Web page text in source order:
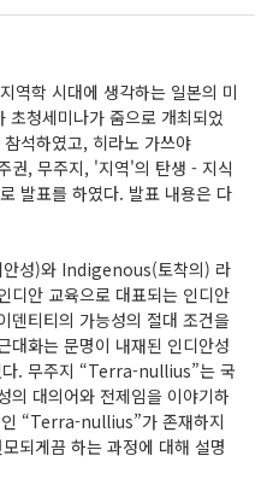
역학 시대에 생각하는 일본의 미
초청세미나가 줌으로 개최되었
석하였고, 히라노 가쓰야
권, 무주지, '지역'의 탄생 - 지식
발표를 하였다. 발표 내용은 다
성)와 Indigenous(토착의) 라
디안 교육으로 대표되는 인디안
덴티티의 가능성의 절대 조건을
대화는 문명이 내재된 인디안성
다. 무주지 “Terra-nullius”는 국
의 대의어와 전제임을 이야기하
“Terra-nullius”가 존재하지
되게끔 하는 과정에 대해 설명